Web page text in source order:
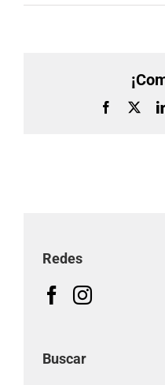
Facebook
Redes
Buscar